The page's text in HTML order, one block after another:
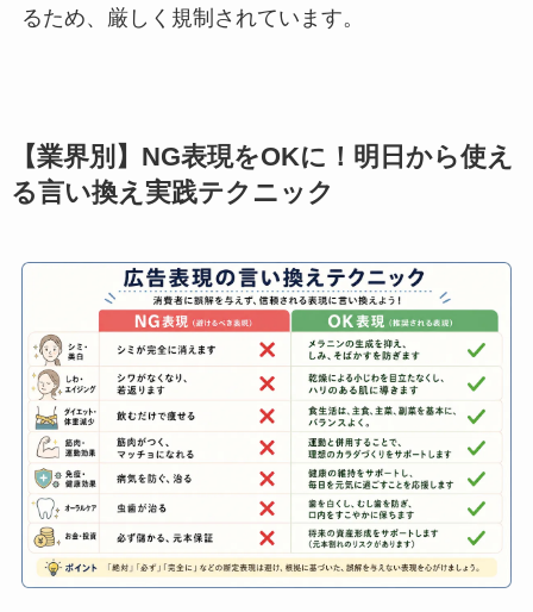
るため、厳しく規制されています。
【業界別】NG表現をOKに！明日から使え
る言い換え実践テクニック